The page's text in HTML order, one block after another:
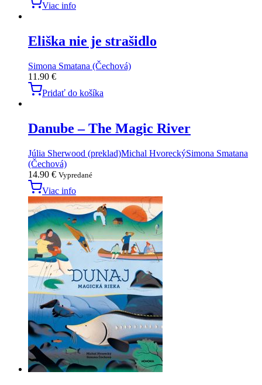
Viac info
Eliška nie je strašidlo
Simona Smatana (Čechová)
11.90 €
Pridať do košíka
Danube – The Magic River
Júlia Sherwood (preklad)Michal HvoreckýSimona Smatana
(Čechová)
14.90 € Vypredané
Viac info